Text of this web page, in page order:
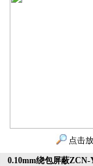
点击
0.10mm绕包屏蔽